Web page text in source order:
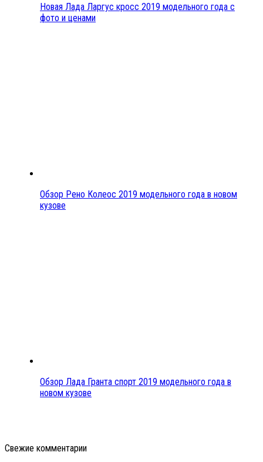
Новая Лада Ларгус кросс 2019 модельного года с
фото и ценами
Обзор Рено Колеос 2019 модельного года в новом
кузове
Обзор Лада Гранта спорт 2019 модельного года в
новом кузове
Свежие комментарии